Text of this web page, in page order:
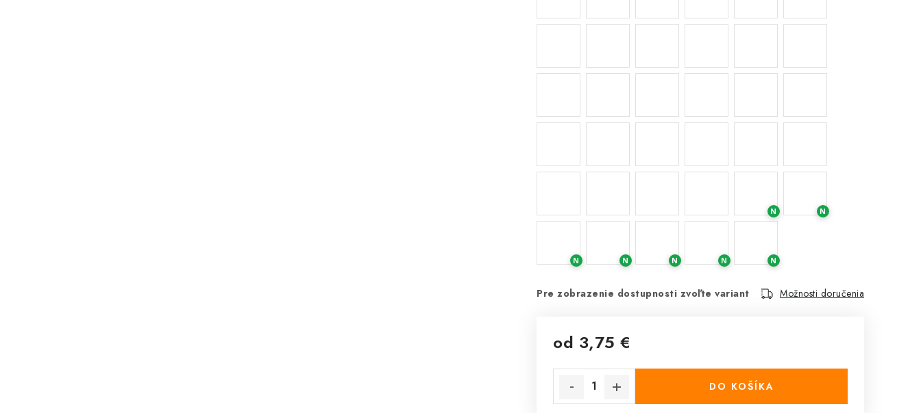
N N
N N N N N
Pre zobrazenie dostupnosti zvoľte variant Možnosti doručenia
od 3,75 €
DO KOŠÍKA